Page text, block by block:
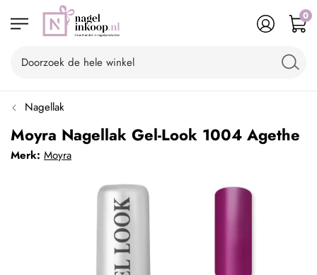
0
Nagellak
Moyra Nagellak Gel-Look 1004 Agethe
Merk: Moyra